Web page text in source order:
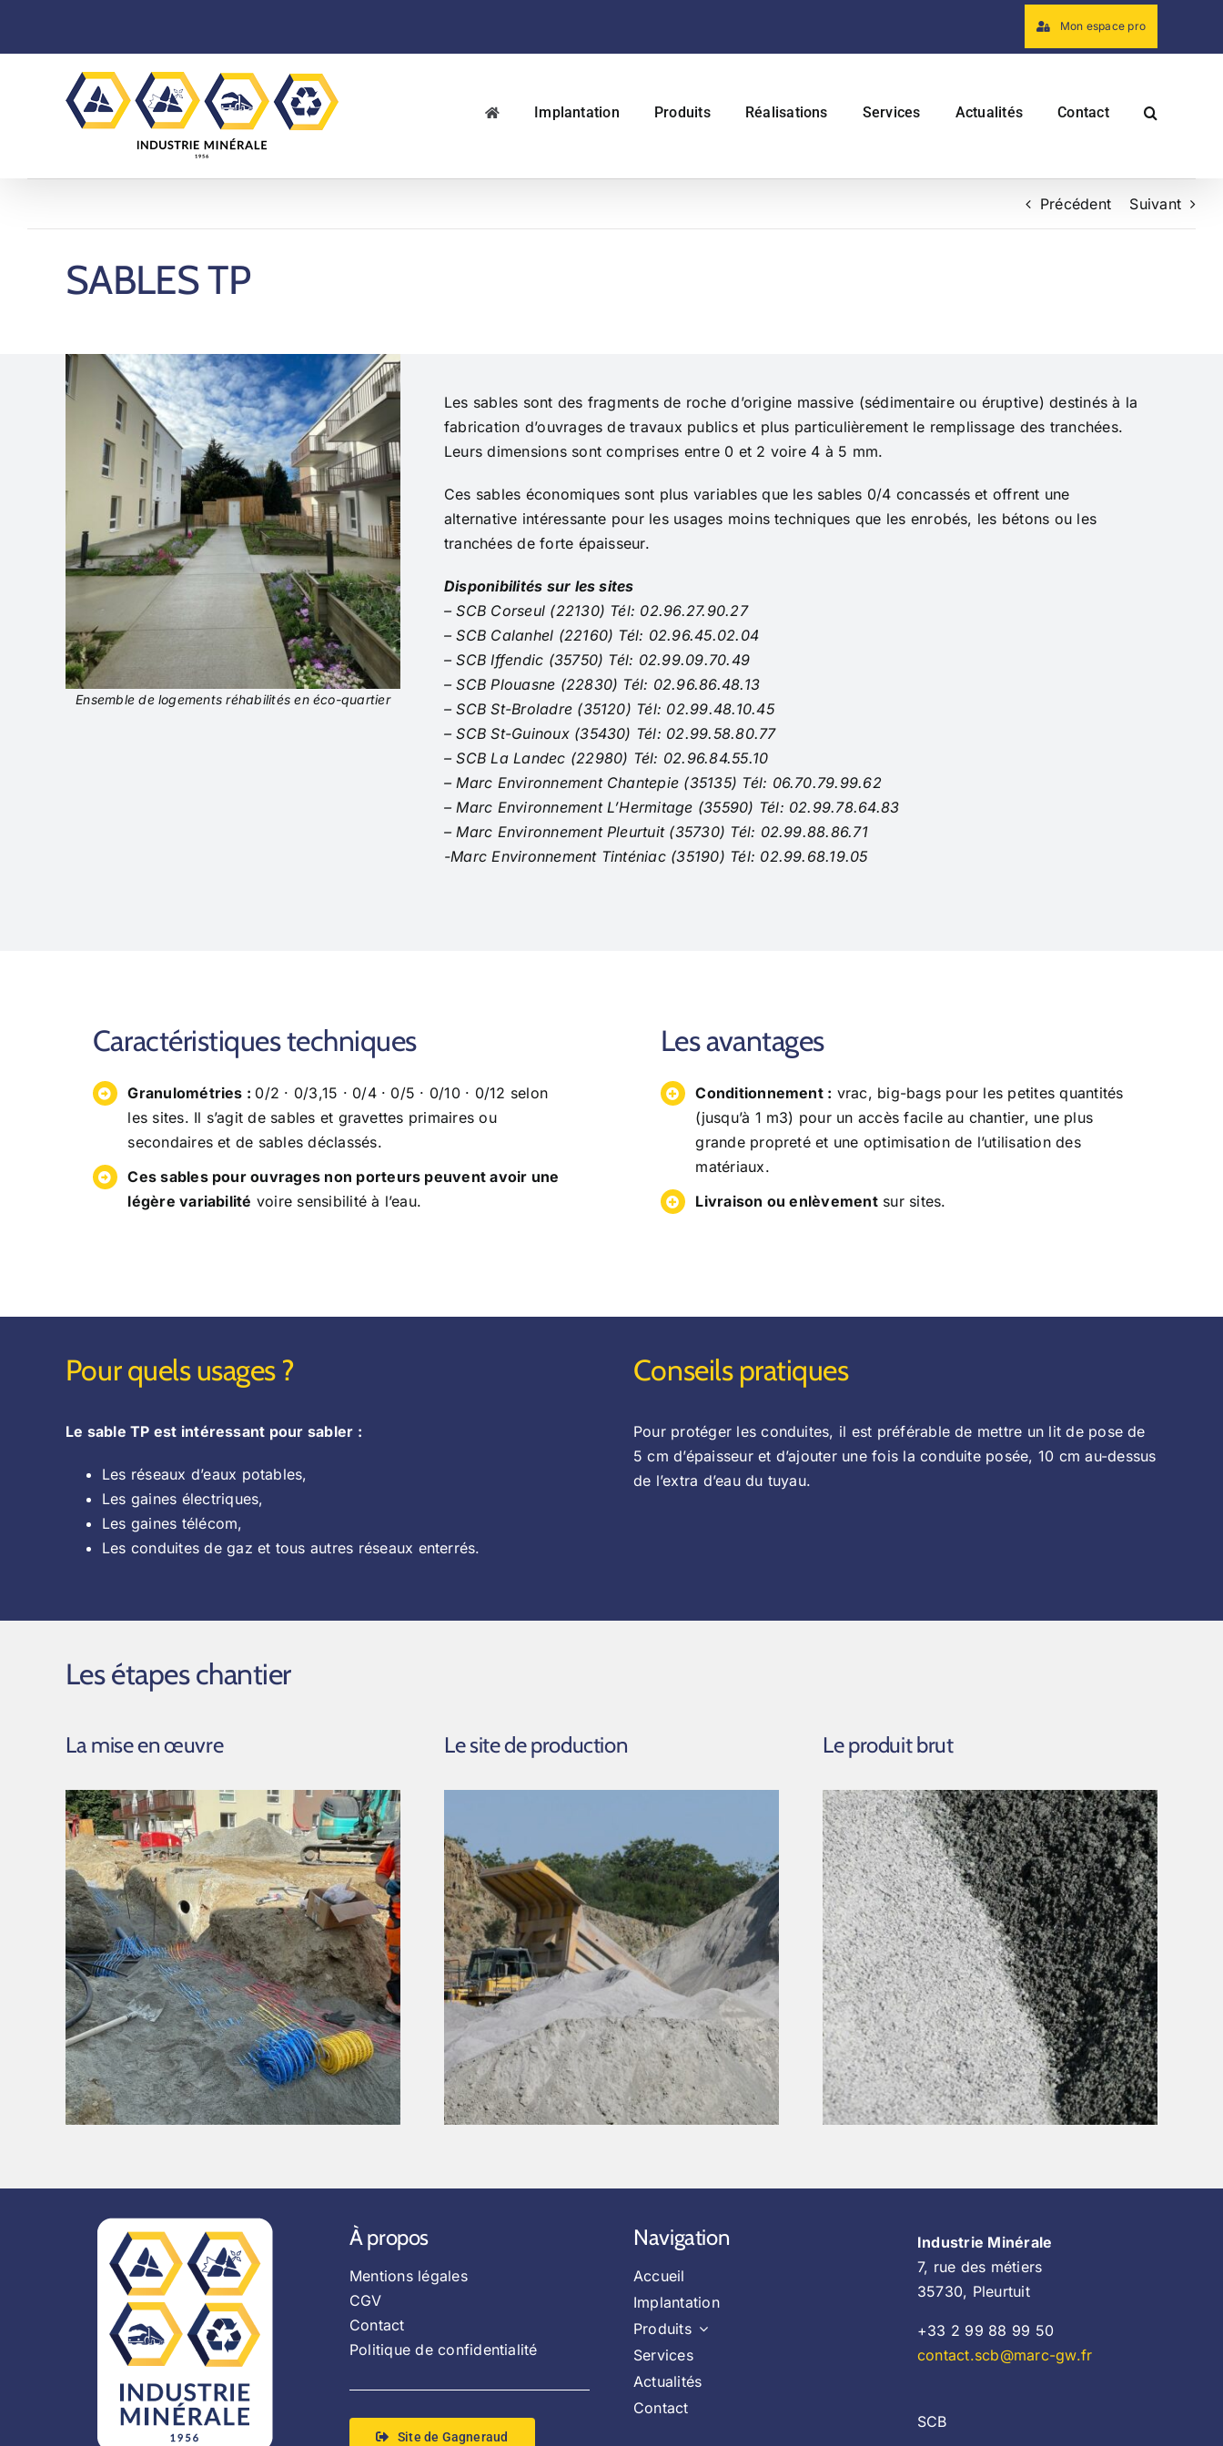
Mon espace pro
Implantation Produits Réalisations Services Actualités Contact
Précédent Suivant
SABLES TP
Ensemble de logements réhabilités en éco-quartier
Les sables sont des fragments de roche d’origine massive (sédimentaire ou éruptive) destinés à la
fabrication d’ouvrages de travaux publics et plus particulièrement le remplissage des tranchées.
Leurs dimensions sont comprises entre 0 et 2 voire 4 à 5 mm.
Ces sables économiques sont plus variables que les sables 0/4 concassés et offrent une
alternative intéressante pour les usages moins techniques que les enrobés, les bétons ou les
tranchées de forte épaisseur.
Disponibilités sur les sites
– SCB Corseul (22130) Tél: 02.96.27.90.27
– SCB Calanhel (22160) Tél: 02.96.45.02.04
– SCB Iffendic (35750) Tél: 02.99.09.70.49
– SCB Plouasne (22830) Tél: 02.96.86.48.13
– SCB St-Broladre (35120) Tél: 02.99.48.10.45
– SCB St-Guinoux (35430) Tél: 02.99.58.80.77
– SCB La Landec (22980) Tél: 02.96.84.55.10
– Marc Environnement Chantepie (35135) Tél: 06.70.79.99.62
– Marc Environnement L’Hermitage (35590) Tél: 02.99.78.64.83
– Marc Environnement Pleurtuit (35730) Tél: 02.99.88.86.71
-Marc Environnement Tinténiac (35190) Tél: 02.99.68.19.05
Caractéristiques techniques
Granulométries : 0/2 · 0/3,15 · 0/4 · 0/5 · 0/10 · 0/12 selon
les sites. Il s’agit de sables et gravettes primaires ou
secondaires et de sables déclassés.
Ces sables pour ouvrages non porteurs peuvent avoir une
légère variabilité voire sensibilité à l’eau.
Les avantages
Conditionnement : vrac, big-bags pour les petites quantités
(jusqu’à 1 m3) pour un accès facile au chantier, une plus
grande propreté et une optimisation de l’utilisation des
matériaux.
Livraison ou enlèvementsur sites.
Pour quels usages ?
Le sable TP est intéressant pour sabler :
Les réseaux d’eaux potables,
Les gaines électriques,
Les gaines télécom,
Les conduites de gaz et tous autres réseaux enterrés.
Conseils pratiques
Pour protéger les conduites, il est préférable de mettre un lit de pose de
5 cm d’épaisseur et d’ajouter une fois la conduite posée, 10 cm au-dessus
de l’extra d’eau du tuyau.
Les étapes chantier
La mise en œuvre Le site de production Le produit brut
À propos
Mentions légales
CGV
Contact
Politique de confidentialité
Site de Gagneraud
Navigation
Accueil
Implantation
Produits
Services
Actualités
Contact
Industrie Minérale
7, rue des métiers
35730, Pleurtuit
+33 2 99 88 99 50
contact.scb@marc-gw.fr
SCB